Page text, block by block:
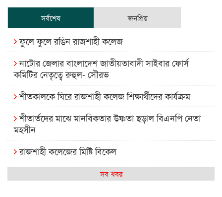
সর্বশেষ জনপ্রিয়
ফুলে ফুলে রঙিন রাজশাহী কলেজ
নাটোর জেলার বাংলাদেশ জাতীয়তাবাদী সাইবার ফোর্স
কমিটির নেতৃত্বে রুহুল- সৌরভ
শীতকালকে ঘিরে রাজশাহী কলেজ শিক্ষার্থীদের কার্যক্রম
শীতার্তদের মাঝে মানবিকতার উষ্ণতা ছড়াল বিএনপি নেতা
মহসীন
রাজশাহী কলেজের মিষ্টি বিকেল
কেমন আছে আমাদের দেশের মধ্যবিত্তরা
সব খবর